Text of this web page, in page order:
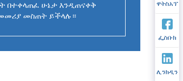
በተቀላጠፈ ሁኔታ እንዲጠናቀቅ
መስጠት ይችላሉ።
ዋትስአፕ
ፌስቡክ
ሊንክዲን